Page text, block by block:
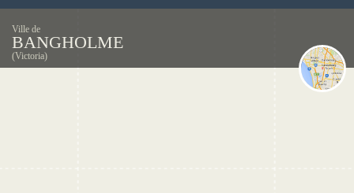
Ville de
BANGHOLME
(Victoria)